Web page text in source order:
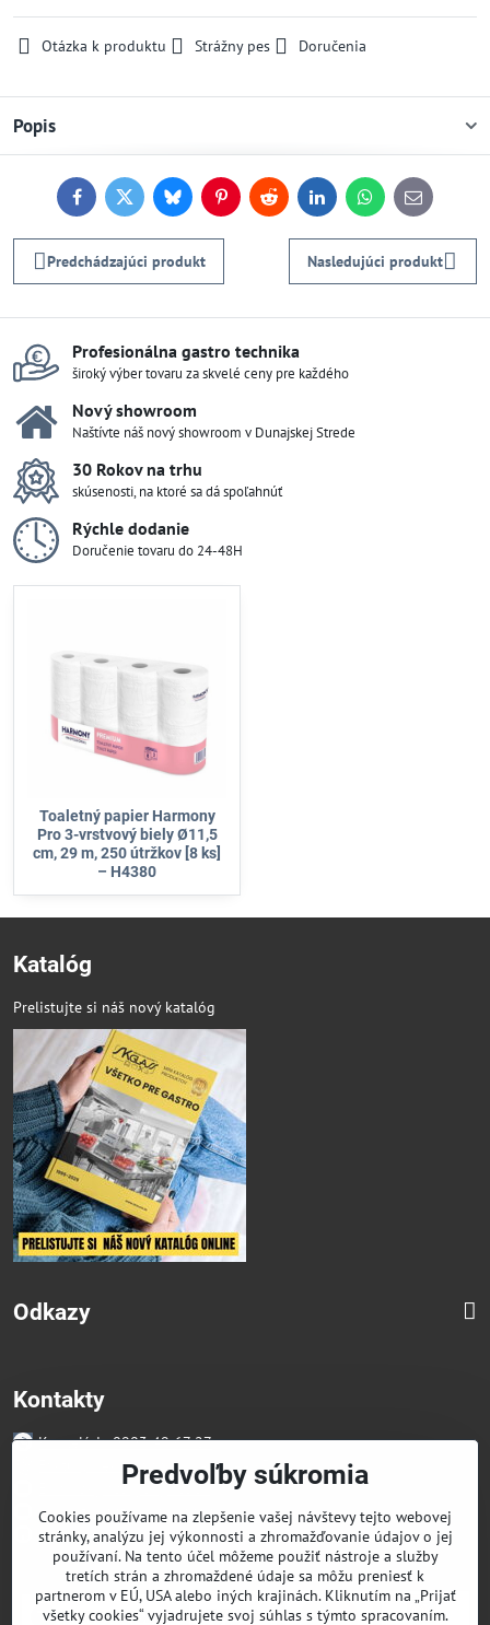
Otázka k produktu Strážny pes Doručenia
Popis
FacebookTwitterBlueskyPinterestReddit LinkedInWhatsApp
E-
mail
Predchádzajúci produkt Nasledujúci produkt
Profesionálna gastro technika
široký výber tovaru za skvelé ceny pre každého
Nový showroom
Naštívte náš nový showroom v Dunajskej Strede
30 Rokov na trhu
skúsenosti, na ktoré sa dá spoľahnúť
Rýchle dodanie
Doručenie tovaru do 24-48H
Toaletný papier Harmony
Pro 3-vrstvový biely Ø11,5
cm, 29 m, 250 útržkov [8 ks]
– H4380
Katalóg
Prelistujte si náš nový katalóg
Odkazy
Kontakty
Kancelária 0903 49 67 27
Faktúry/Reklamácia 0914 27 44 27
Email skglass@skglass.sk
Projekty gastro@skglass.sk
Osobný Odber Bratislavská 919/4 Dunajská Streda
Predvoľby súkromia
Cookies používame na zlepšenie vašej návštevy tejto webovej
stránky, analýzu jej výkonnosti a zhromažďovanie údajov o jej
používaní. Na tento účel môžeme použiť nástroje a služby
tretích strán a zhromaždené údaje sa môžu preniesť k
partnerom v EÚ, USA alebo iných krajinách. Kliknutím na „Prijať
všetky cookies“ vyjadrujete svoj súhlas s týmto spracovaním.